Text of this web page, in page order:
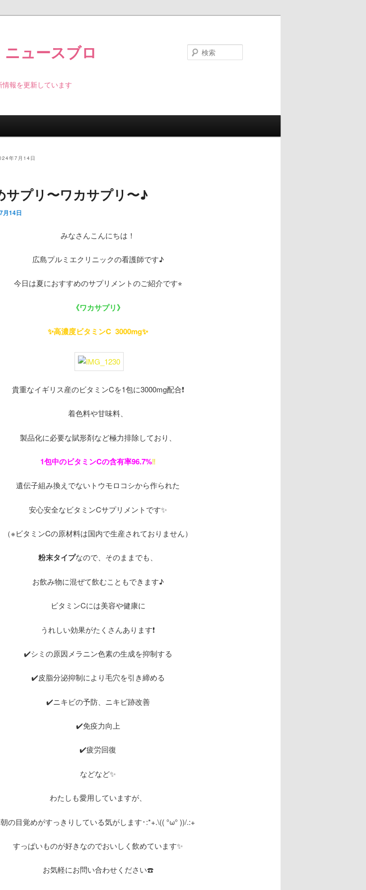
ュースブロ
報を更新しています
年7月14日
サプリ〜ワカサプリ〜♪
月14日
みなさんこんにちは！
広島プルミエクリニックの看護師です♪
今日は夏におすすめのサプリメントのご紹介です⭐︎
《ワカサプリ》
✨高濃度ビタミンC 3000mg✨
貴重なイギリス産のビタミンCを1包に3000mg配合❗️
着色料や甘味料、
製品化に必要な賦形剤など極力排除しており、
1包中のビタミンCの含有率96.7%‼️
遺伝子組み換えでないトウモロコシから作られた
安心安全なビタミンCサプリメントです✨
（※ビタミンCの原材料は国内で生産されておりません）
粉末タイプなので、そのままでも、
お飲み物に混ぜて飲むこともできます♪
ビタミンCには美容や健康に
うれしい効果がたくさんあります❗️
✔️シミの原因メラニン色素の生成を抑制する
✔️皮脂分泌抑制により毛穴を引き締める
✔️ニキビの予防、ニキビ跡改善
✔️免疫力向上
✔️疲労回復
などなど✨
わたしも愛用していますが、
朝の目覚めがすっきりしている気がします･:*+.\(( °ω° ))/.:+
すっぱいものが好きなのでおいしく飲めています✨
お気軽にお問い合わせください☎️